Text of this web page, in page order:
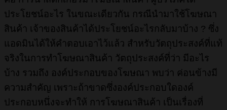
ประโยชน์อะไร ในขณะเดียวกัน กรณีนำมาใช้โฆษณา
สินค้า เจ้าของสินค้าได้ประโยชน์อะไรกลับมาบ้าง ? ซึ่ง
แอดมินได้ให้คำตอบเอาไว้แล้ว สำหรับวัตถุประสงค์ที่แท้
จริงในการทำโฆษณาสินค้า วัตถุประสงค์ที่ว่า มีอะไร
บ้าง รวมถึง องค์ประกอบของโฆษณา พบว่า ค่อนข้างมี
ความสำคัญ เพราะถ้าขาดซึ่งองค์ประกอบใดองค์
ประกอบหนึ่งจะทำให้ การโฆษณาสินค้า เป็นเรื่องที่